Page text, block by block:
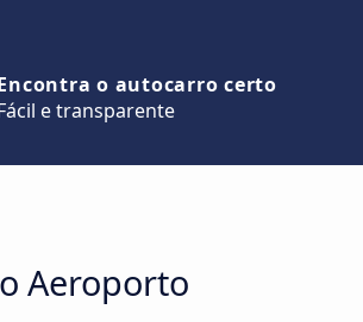
o autocarro certo
e transparente
Aeroporto